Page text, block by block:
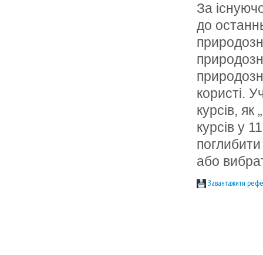
За
до
користі.
курсів, як
курсів у
або
Завантажити